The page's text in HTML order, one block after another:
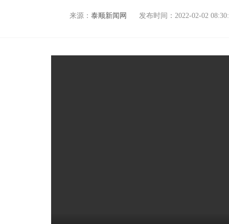
来源： 泰顺新闻网 发布时间： 2022-02-02